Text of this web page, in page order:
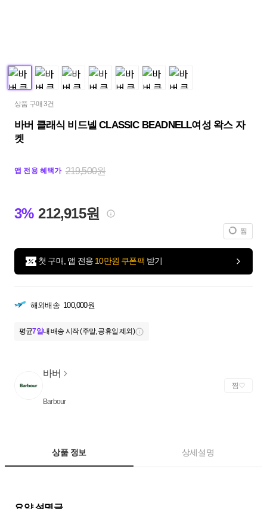
상품 구매 3건
바버 클래식 비드넬 CLASSIC BEADNELL여성 왁스 자
켓
앱 전용 혜택가 219,500원
3% 212,915원
찜
첫 구매, 앱 전용 10만원 쿠폰팩 받기
해외배송 100,000원
평균7일내 배송 시작 (주말, 공휴일 제외)
바버
Barbour
찜
상품 정보 상세설명